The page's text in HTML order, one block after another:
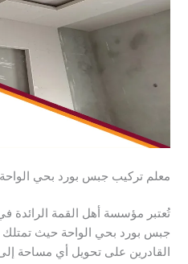
معلم تركيب جبس بورد بحي الواحة
تُعتبر مؤسسة أهل القمة الرائدة
جبس بورد بحي الواحة حيث تمتلك
القادرين على تحويل أي مساحة